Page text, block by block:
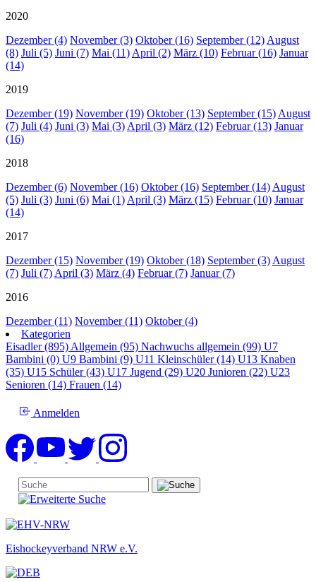
2020
Dezember (4) November (3) Oktober (16) September (12) August
(8) Juli (5) Juni (7) Mai (11) April (2) März (10) Februar (16) Januar
(14)
2019
Dezember (19) November (19) Oktober (13) September (15) August
(7) Juli (4) Juni (3) Mai (3) April (3) März (12) Februar (13) Januar
(16)
2018
Dezember (6) November (16) Oktober (16) September (14) August
(5) Juli (3) Juni (6) Mai (1) April (3) März (15) Februar (10) Januar
(14)
2017
Dezember (15) November (19) Oktober (18) September (3) August
(7) Juli (7) April (3) März (4) Februar (7) Januar (7)
2016
Dezember (11) November (11) Oktober (4)
Kategorien
Eisadler (895) Allgemein (95) Nachwuchs allgemein (99) U7
Bambini (0) U9 Bambini (9) U11 Kleinschüler (14) U13 Knaben
(35) U15 Schüler (43) U17 Jugend (29) U20 Junioren (22) U23
Senioren (14) Frauen (14)
Anmelden
Eishockeyverband NRW e.V.